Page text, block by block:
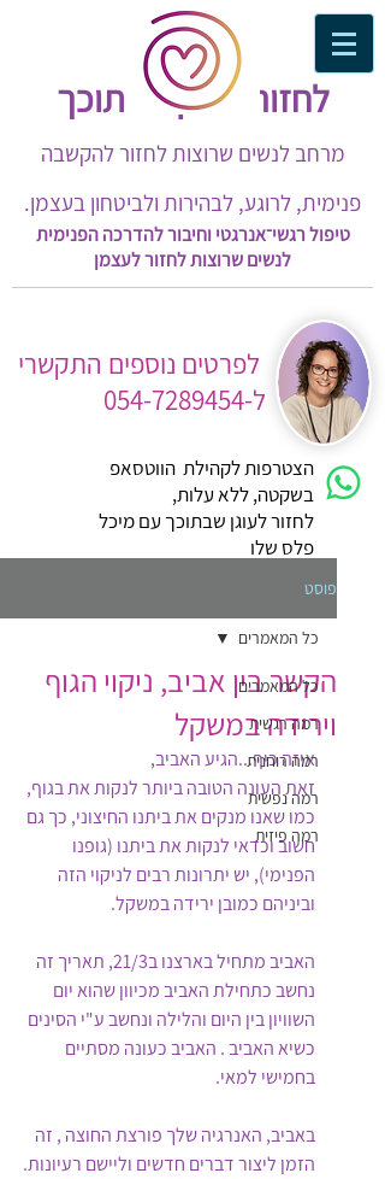
לחזור לעוגן שבתוכך​
מרחב לנשים שרוצות לחזור להקשבה
פנימית, לרוגע, לבהירות ולביטחון בעצמן.
טיפול רגשי־אנרגטי וחיבור להדרכה הפנימית
לנשים שרוצות לחזור לעצמן
לפרטים נוספים התקשרי
ל-054-7289454
הצטרפות לקהילת הווטסאפ
בשקטה, ללא עלות,
לחזור לעוגן שבתוכך עם מיכל
פלס שלו
פוסט
כל המאמרים
רמה רגשית
רמה רוחנית
רמה נפשית
רמה פיזית
כל המאמרים
הקשר בין אביב, ניקוי הגוף
וירידה במשקל
איזה כיף...הגיע האביב,
זאת העונה הטובה ביותר לנקות את בגוף,
כמו שאנו מנקים את ביתנו החיצוני, כך גם
חשוב וכדאי לנקות את ביתנו (גופנו
הפנימי), יש יתרונות רבים לניקוי הזה
וביניהם כמובן ירידה במשקל.
האביב מתחיל בארצנו ב21/3, תאריך זה
נחשב כתחילת האביב מכיוון שהוא יום
השוויון בין היום והלילה ונחשב ע"י הסינים
כשיא האביב . האביב כעונה מסתיים
בחמישי למאי.
באביב, האנרגיה שלך פורצת החוצה , זה
הזמן ליצור דברים חדשים וליישם רעיונות.